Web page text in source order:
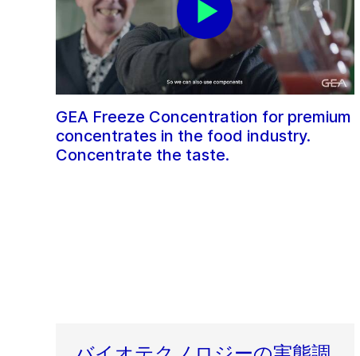
GEA Freeze Concentration for premium
concentrates in the food industry.
Concentrate the taste.